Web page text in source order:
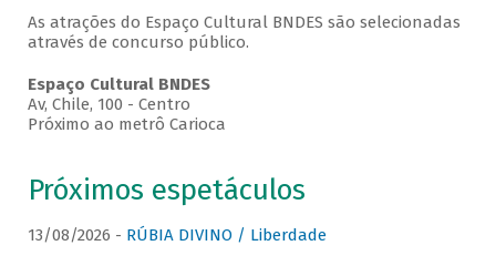
As atrações do Espaço Cultural BNDES são selecionadas
através de concurso público.
Espaço Cultural BNDES
Av, Chile, 100 - Centro
Próximo ao metrô Carioca
Próximos espetáculos
13/08/2026 - RÚBIA DIVINO / Liberdade